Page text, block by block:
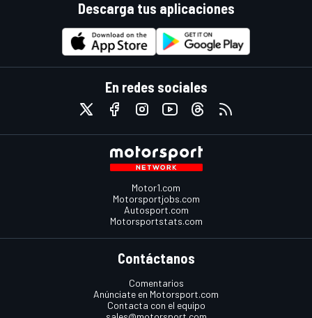
Descarga tus aplicaciones
En redes sociales
Motor1.com
Motorsportjobs.com
Autosport.com
Motorsportstats.com
Contáctanos
Comentarios
Anúnciate en Motorsport.com
Contacta con el equipo